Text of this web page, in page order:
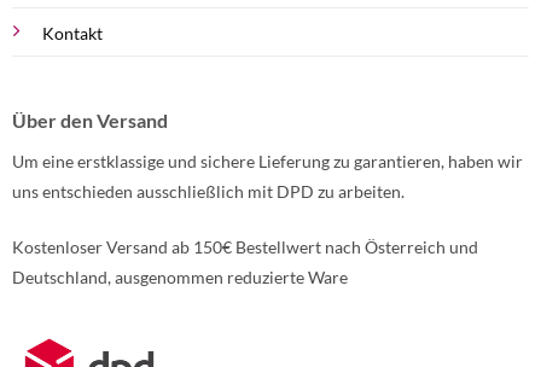
Kontakt
Über den Versand
Um eine erstklassige und sichere Lieferung zu garantieren, haben wir
uns entschieden ausschließlich mit DPD zu arbeiten.
Kostenloser Versand ab 150€ Bestellwert nach Österreich und
Deutschland, ausgenommen reduzierte Ware